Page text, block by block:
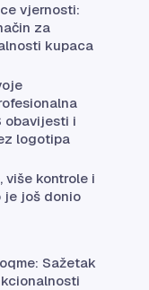
vjernosti:
za
kupaca
obavijesti i
logotipa
više kontrole i
je još donio
Sažetak